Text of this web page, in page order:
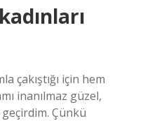
çakıştığı için hem
inanılmaz güzel,
Çünkü